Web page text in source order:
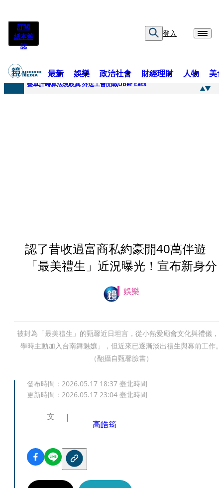
訂閱
紙本雜
誌
登入
最新 娛樂 政治社會 財經理財 人物 美
快訊
疊單計時算法現歧異 外送工會開戰Uber Eats
認了昔收過富商私約豪開40萬伴遊
「最美禮生」近況曝光！宣布新身分
娛樂
被封為「最美禮生」的甄馨近日坦言，從小熱愛廟會文化與禮儀，
學時主動加入台南舞魅孃」，但近來已逐漸淡出禮生與幕前工作。
（翻攝自甄馨臉書）
發布時間： 2026.05.17 18:37 臺北時間
更新時間： 2026.05.17 23:04 臺北時間
文
高皓筠